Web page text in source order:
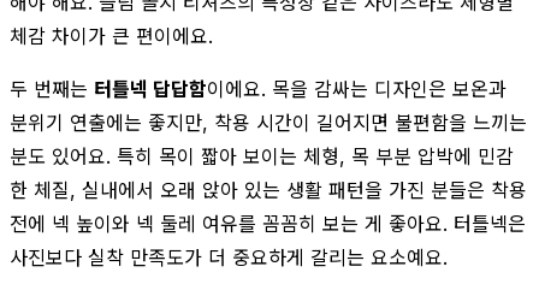
체감 차이가 큰 편이에요.
두 번째는 터틀넥 답답함이에요. 목을 감싸는 디자인은 보온과
분위기 연출에는 좋지만, 착용 시간이 길어지면 불편함을 느끼는
분도 있어요. 특히 목이 짧아 보이는 체형, 목 부분 압박에 민감
한 체질, 실내에서 오래 앉아 있는 생활 패턴을 가진 분들은 착용
전에 넥 높이와 넥 둘레 여유를 꼼꼼히 보는 게 좋아요. 터틀넥은
사진보다 실착 만족도가 더 중요하게 갈리는 요소예요.